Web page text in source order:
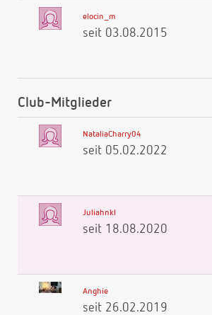
elocin_m
seit 03.08.2015
Club-Mitglieder
NataliaCharry04
seit 05.02.2022
Juliahnkl
seit 18.08.2020
Anghie
seit 26.02.2019